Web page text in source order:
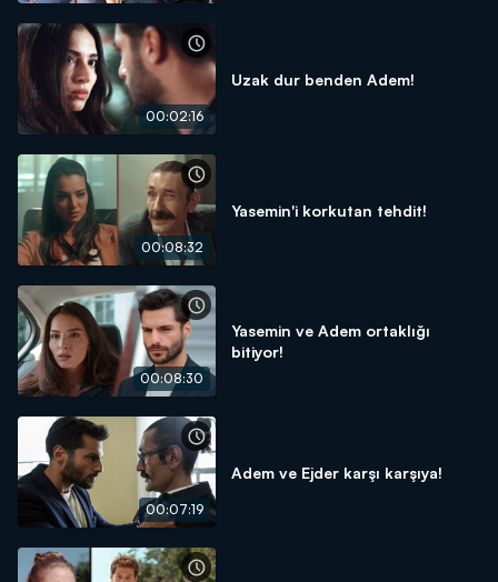
00:02:16
Uzak dur benden Adem!
00:08:32
Yasemin'i korkutan tehdit!
00:08:30
Yasemin ve Adem ortaklığı
bitiyor!
00:07:19
Adem ve Ejder karşı karşıya!